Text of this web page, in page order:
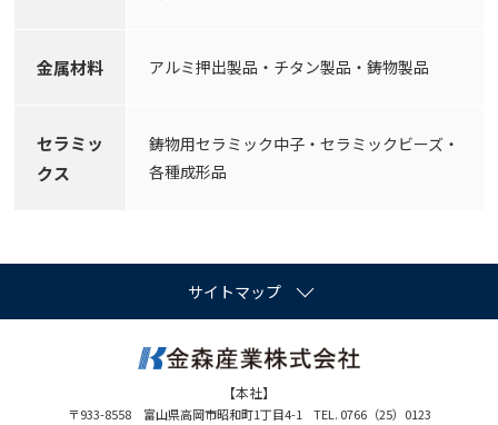
金属材料 アルミ押出製品・チタン製品・鋳物製品
セラミッ
クス
鋳物用セラミック中子・セラミックビーズ・
各種成形品
サイトマップ
【本社】
〒933-8558 富山県高岡市昭和町1丁目4-1 TEL. 0766（25）0123